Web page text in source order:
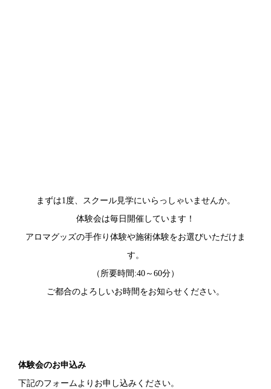
まずは1度、スクール見学にいらっしゃいませんか。
体験会は毎日開催しています！
アロマグッズの手作り体験や施術体験をお選びいただけま
す。
（所要時間:40～60分）
ご都合のよろしいお時間をお知らせください。
体験会のお申込み
下記のフォームよりお申し込みください。